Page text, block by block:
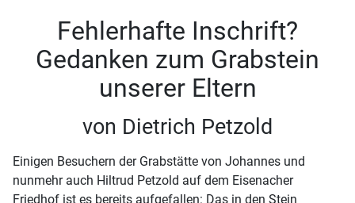
Fehlerhafte Inschrift?
Gedanken zum Grabstein
unserer Eltern
von Dietrich Petzold
Einigen Besuchern der Grabstätte von Johannes und
nunmehr auch Hiltrud Petzold auf dem Eisenacher
Friedhof ist es bereits aufgefallen: Das in den Stein